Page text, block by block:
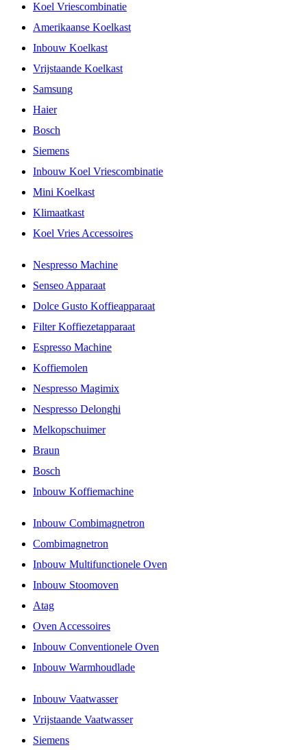
Koel Vriescombinatie
Amerikaanse Koelkast
Inbouw Koelkast
Vrijstaande Koelkast
Samsung
Haier
Bosch
Siemens
Inbouw Koel Vriescombinatie
Mini Koelkast
Klimaatkast
Koel Vries Accessoires
Nespresso Machine
Senseo Apparaat
Dolce Gusto Koffieapparaat
Filter Koffiezetapparaat
Espresso Machine
Koffiemolen
Nespresso Magimix
Nespresso Delonghi
Melkopschuimer
Braun
Bosch
Inbouw Koffiemachine
Inbouw Combimagnetron
Combimagnetron
Inbouw Multifunctionele Oven
Inbouw Stoomoven
Atag
Oven Accessoires
Inbouw Conventionele Oven
Inbouw Warmhoudlade
Inbouw Vaatwasser
Vrijstaande Vaatwasser
Siemens